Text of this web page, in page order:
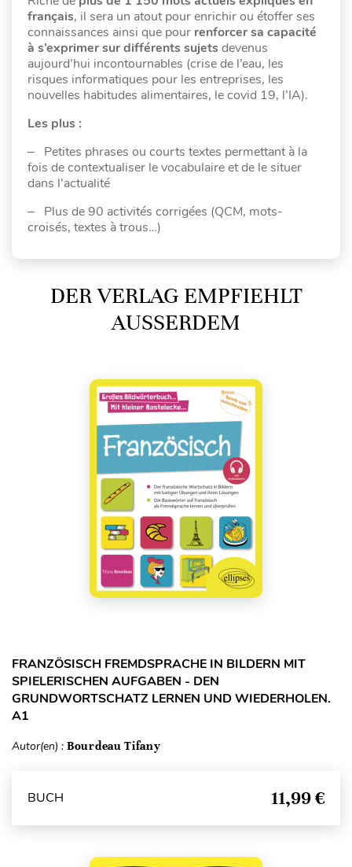
français, il sera un atout pour enrichir ou étoffer ses
connaissances ainsi que pour renforcer sa capacité
à s’exprimer sur différents sujets devenus
aujourd’hui incontournables (crise de l’eau, les
risques informatiques pour les entreprises, les
nouvelles habitudes alimentaires, le covid 19, l’IA).
Les plus :
‒ Petites phrases ou courts textes permettant à la
fois de contextualiser le vocabulaire et de le situer
dans l’actualité
‒ Plus de 90 activités corrigées (QCM, mots-
croisés, textes à trous…)
DER VERLAG EMPFIEHLT
AUSSERDEM
FRANZÖSISCH FREMDSPRACHE IN BILDERN MIT
SPIELERISCHEN AUFGABEN - DEN
GRUNDWORTSCHATZ LERNEN UND WIEDERHOLEN.
A1
Autor(en) : Bourdeau Tifany
BUCH 11,99 €